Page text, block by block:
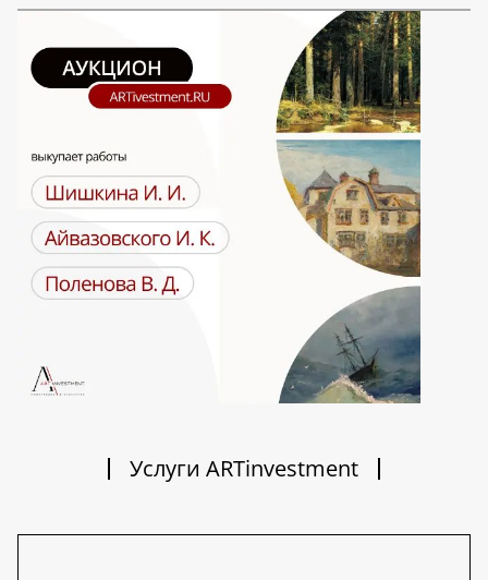
Услуги ARTinvestment